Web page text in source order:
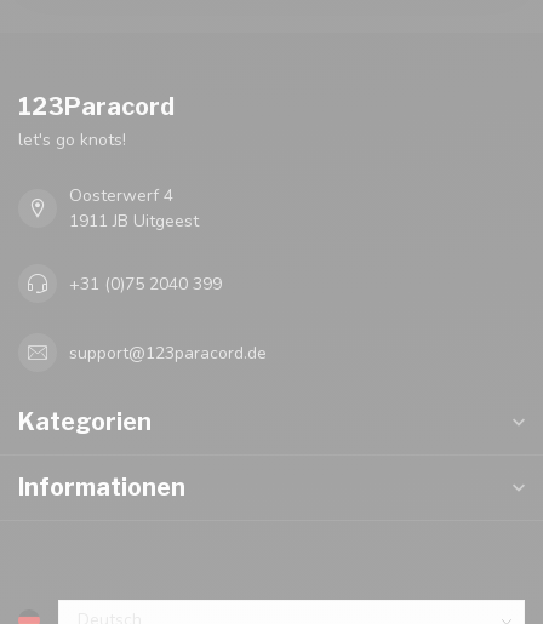
123Paracord
let's go knots!
Oosterwerf 4
1911 JB Uitgeest
+31 (0)75 2040 399
support@123paracord.de
Kategorien
Informationen